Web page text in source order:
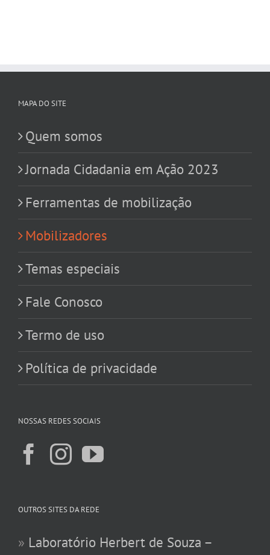
MAPA DO SITE
Quem somos
Jornada Cidadania em Ação 2023
Ferramentas de mobilização
Mobilizadores
Temas especiais
Fale Conosco
Termo de uso
Política de privacidade
NOSSAS REDES SOCIAIS
OUTROS SITES DA REDE
» Laboratório Herbert de Souza –